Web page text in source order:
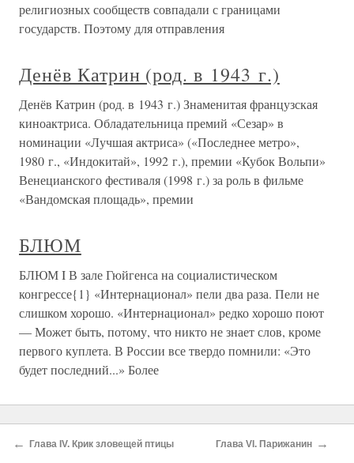
религиозных сообществ совпадали с границами
государств. Поэтому для отправления
Денёв Катрин (род. в 1943 г.)
Денёв Катрин (род. в 1943 г.) Знаменитая французская
киноактриса. Обладательница премий «Сезар» в
номинации «Лучшая актриса» («Последнее метро»,
1980 г., «Индокитай», 1992 г.), премии «Кубок Вольпи»
Венецианского фестиваля (1998 г.) за роль в фильме
«Вандомская площадь», премии
БЛЮМ
БЛЮМ I В зале Гюйгенса на социалистическом
конгрессе{1} «Интернационал» пели два раза. Пели не
слишком хорошо. «Интернационал» редко хорошо поют
— Может быть, потому, что никто не знает слов, кроме
первого куплета. В России все твердо помнили: «Это
будет последний...» Более
← Глава IV. Крик зловещей птицы Глава VI. Парижанин →